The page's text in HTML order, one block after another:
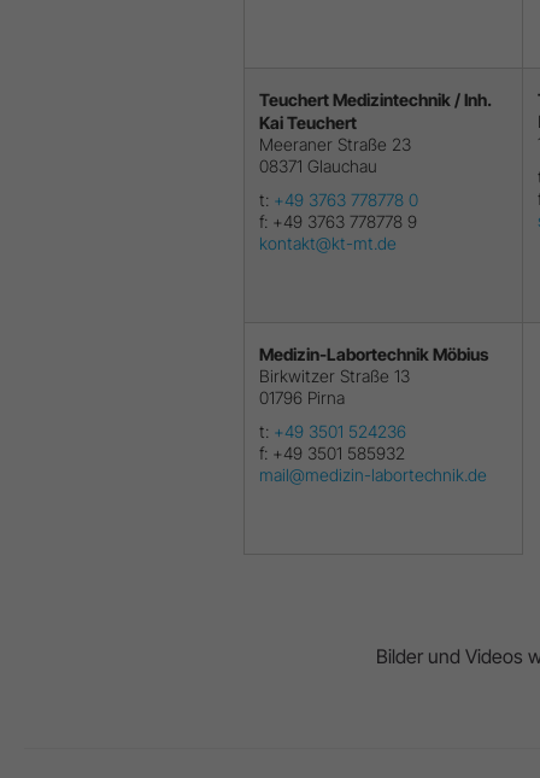
Teuchert Medizintechnik / Inh.
Kai Teuchert
Meeraner Straße 23
08371 Glauchau
t: +49 3763 778778 0
f: +49 3763 778778 9
kontakt@kt-mt.de
Medizin-Labortechnik Möbius
Birkwitzer Straße 13
01796 Pirna
t: +49 3501 524236
f: +49 3501 585932
mail@medizin-labortechnik.de
Bilder und Videos